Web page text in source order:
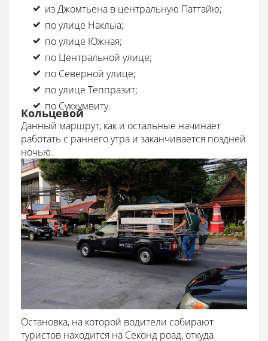
из Джомтьена в центральную Паттайю;
по улице Наклыа;
по улице Южная;
по Центральной улице;
по Северной улице;
по улице Теппразит;
по Сукхумвиту.
Кольцевой
Данный маршрут, как и остальные начинает
работать с раннего утра и заканчивается поздней
ночью.
Остановка, на которой водители собирают
туристов находится на Секонд роад, откуда